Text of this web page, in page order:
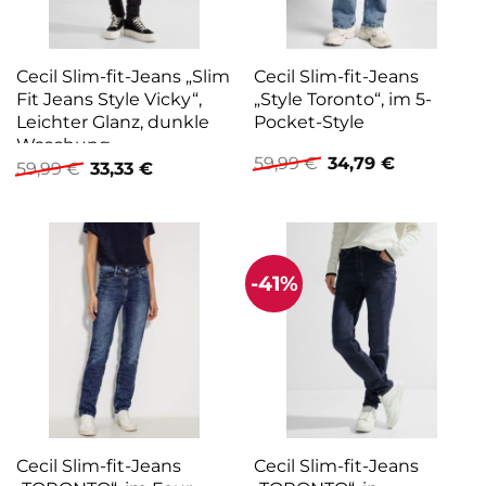
Cecil Slim-fit-Jeans „Slim
Fit Jeans Style Vicky“,
Leichter Glanz, dunkle
Waschung
59,99€ Ursprünglicher
Preis
59,99 €
33,33 €Aktueller
33,33 €.
Cecil Slim-fit-Jeans
„Style Toronto“, im 5-
Pocket-Style
59,99€ Ursprünglicher
Preis
34,79 €Aktueller
Cecil Slim-fit-Jeans
-41%
Cecil Slim-fit-Jeans